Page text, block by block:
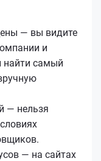
— вы видите
и
найти самый
— нельзя
— на сайтах